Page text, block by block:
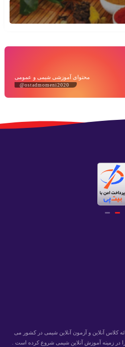
محتوای آموزشی شیمی و عمومی
@ostadmomeni2020
کلاس آنلاین و آزمون آنلاین شیمی در کشور می